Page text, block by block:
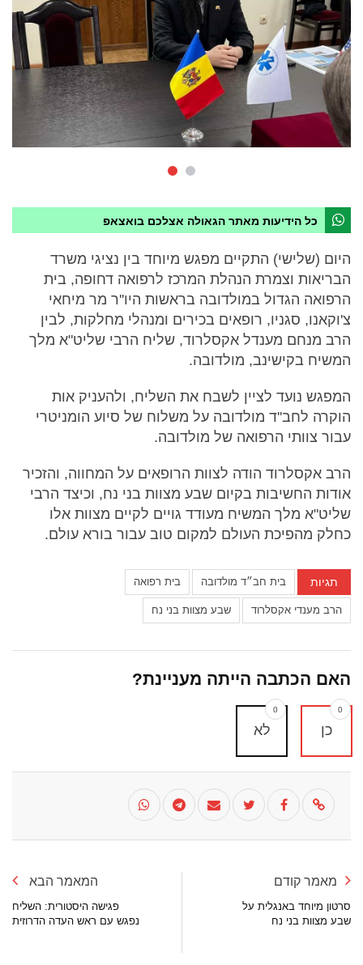
כל הידיעות מאתר הגאולה אצלכם בואצאפ
היום (שלישי) התקיים מפגש מיוחד בין נציגי משרד
הבריאות וצמרת הנהלת המרכז לרפואה דחופה, בית
הרפואה הגדול במולדובה בראשות היו''ר מר מיחאי
צ'וקאנו, סגניו, רופאים בכירים ומנהלי מחלקות, לבין
הרב מנחם מענדל אקסלרוד, שליח הרבי שליט"א מלך
המשיח בקישינב, מולדובה.
המפגש נועד לציין לשבח את השליח, ולהעניק אות
הוקרה לחב''ד מולדובה על משלוח של סיוע הומניטרי
עבור צוותי הרפואה של מולדובה.
הרב אקסלרוד הודה לצוות הרופאים על המחווה, והזכיר
אודות החשיבות בקיום שבע מצוות בני נח, וכיצד הרבי
שליט"א מלך המשיח מעודד גויים לקיים מצוות אלו
כחלק מהפיכת העולם למקום טוב עבור בורא עולם.
תגיות בית חב״ד מולדובה בית רפואה
הרב מענדי אקסלרוד שבע מצוות בני נח
האם הכתבה הייתה מעניינת?
כן
0
לא
0
מאמר קודם
סרטון מיוחד באנגלית על
שבע מצוות בני נח
המאמר הבא
פגישה היסטורית: השליח
נפגש עם ראש העדה הדרוזית